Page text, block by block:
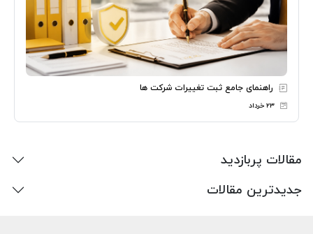
راهنمای جامع ثبت تغییرات شرکت ها
۲۳ خرداد
مقالات پربازدید
جدیدترین مقالات